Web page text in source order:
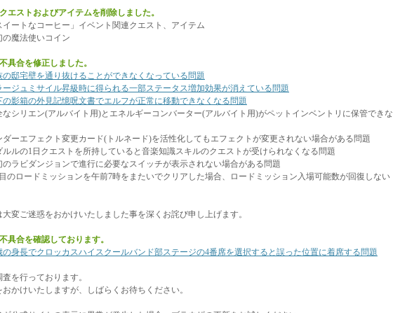
エストおよびアイテムを削除しました。
ートなコーヒー」イベント関連クエスト、アイテム
魔法使いコイン
具合を修正しました。
の邸宅壁を通り抜けることができなくなっている問題
ージュミサイル昇級時に得られる一部ステータス増加効果が消えている問題
の影箱の外見記憶呪文書でエルフが正常に移動できなくなる問題
シリエン(アルバイト用)とエネルギーコンバーター(アルバイト用)がペットインベントリに保管できな
ーエフェクト変更カード(トルネード)を活性化してもエフェクトが変更されない場合がある問題
ルの1日クエストを所持していると音楽知識スキルのクエストが受けられなくなる問題
ラビダンジョンで進行に必要なスイッチが表示されない場合がある問題
ロードミッションを午前7時をまたいでクリアした場合、ロードミッション入場可能数が回復しない
大変ご迷惑をおかけいたしました事を深くお詫び申し上げます。
具合を確認しております。
の身長でクロッカスハイスクールバンド部ステージの4番席を選択すると誤った位置に着席する問題
を行っております。
かけいたしますが、しばらくお待ちください。